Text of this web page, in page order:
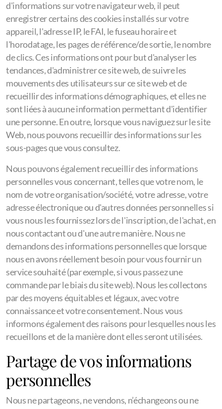
d'informations sur votre navigateur web, il peut
enregistrer certains des cookies installés sur votre
appareil, l'adresse IP, le FAI, le fuseau horaire et
l'horodatage, les pages de référence/de sortie, le nombre
de clics. Ces informations ont pour but d'analyser les
tendances, d'administrer ce site web, de suivre les
mouvements des utilisateurs sur ce site web et de
recueillir des informations démographiques, et elles ne
sont liées à aucune information permettant d'identifier
une personne. En outre, lorsque vous naviguez sur le site
Web, nous pouvons recueillir des informations sur les
sous-pages que vous consultez.
Nous pouvons également recueillir des informations
personnelles vous concernant, telles que votre nom, le
nom de votre organisation/société, votre adresse, votre
adresse électronique ou d'autres données personnelles si
vous nous les fournissez lors de l'inscription, de l'achat, en
nous contactant ou d'une autre manière. Nous ne
demandons des informations personnelles que lorsque
nous en avons réellement besoin pour vous fournir un
service souhaité (par exemple, si vous passez une
commande par le biais du site web). Nous les collectons
par des moyens équitables et légaux, avec votre
connaissance et votre consentement. Nous vous
informons également des raisons pour lesquelles nous les
recueillons et de la manière dont elles seront utilisées.
Partage de vos informations
personnelles
Nous ne partageons, ne vendons, n’échangeons ou ne